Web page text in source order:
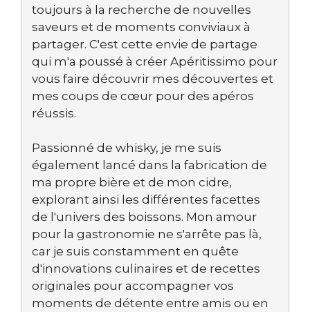
toujours à la recherche de nouvelles
saveurs et de moments conviviaux à
partager. C'est cette envie de partage
qui m'a poussé à créer Apéritissimo pour
vous faire découvrir mes découvertes et
mes coups de cœur pour des apéros
réussis.
Passionné de whisky, je me suis
également lancé dans la fabrication de
ma propre bière et de mon cidre,
explorant ainsi les différentes facettes
de l'univers des boissons. Mon amour
pour la gastronomie ne s'arrête pas là,
car je suis constamment en quête
d'innovations culinaires et de recettes
originales pour accompagner vos
moments de détente entre amis ou en